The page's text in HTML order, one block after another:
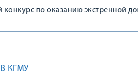
конкурс по оказанию экстренной
КГМУ